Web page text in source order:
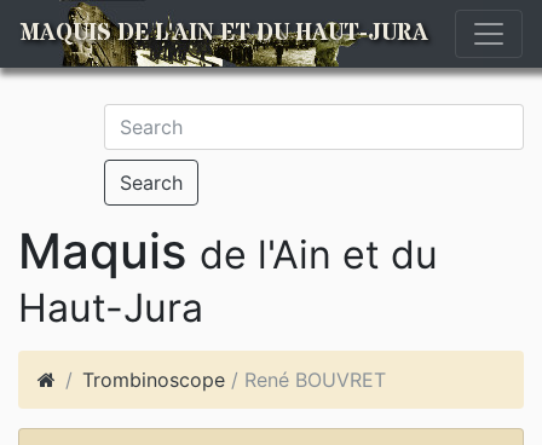
MAQUIS DE L'AIN ET DU HAUT-JURA
Search
Maquis de l'Ain et du
Haut-Jura
Trombinoscope / René BOUVRET